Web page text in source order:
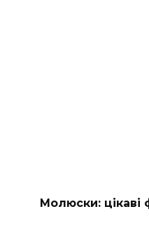
Молюски: цікаві